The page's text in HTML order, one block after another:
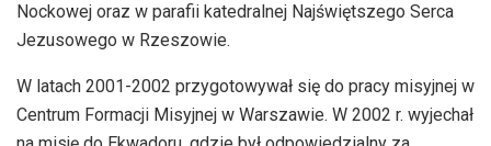
Nockowej oraz w parafii katedralnej Najświętszego Serca
Jezusowego w Rzeszowie.
W latach 2001-2002 przygotowywał się do pracy misyjnej w
Centrum Formacji Misyjnej w Warszawie. W 2002 r. wyjechał